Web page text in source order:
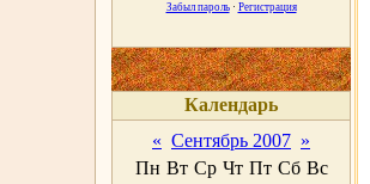
Забыл пароль· Регистрация
Календарь
« Сентябрь 2007 »
Пн Вт Ср Чт Пт Сб Вс